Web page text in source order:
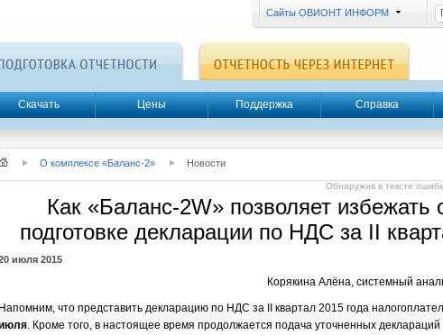
Сайты ОВИОНТ ИНФОРМ
Скачать Цены Поддержка Справка
О комплексе «Баланс-2» Новости
Обнаружив в тексте
Как «Баланс-2W» позволяет избежать
подготовке декларации по НДС за II
июля 2015
Корякина Алёна, системный
Напомним, что представить декларацию по НДС за II квартал 2015 года
. Кроме того, в настоящее время продолжается подача уточненных